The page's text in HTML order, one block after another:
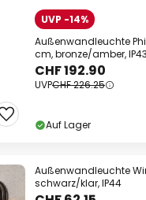
UVP -14%
Außenwandleuchte
cm, bronze/amber, IP43
CHF 192.90
UVPCHF 226.25
Auf Lager
Außenwandleuchte
schwarz/klar, IP44